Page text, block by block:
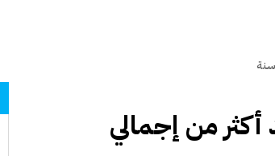
من إجمالي